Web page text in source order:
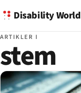
Disability World
ARTIKLER I
stem